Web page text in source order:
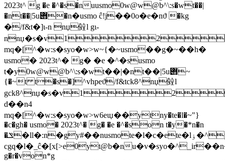
2023t^ g �e �^�s�nuusmo0w@w@b^\:s�wt��|
�nt��|5u݋�n�usmo ĉ!j��0o�e�nϑ �kg
�/f&t�]ɩ-n nџ傡l gɩ-
mq�[^�w:s�syo�w>w~{�~usmo��g�~��h�
usmo� 2023t^� g� �e �^�susmo
t�y0w@w@b^\:s�wt��|�nt��|5u݋~
{�~t t�s�]^vhpeϑ/f&tck8^nџ傡l
d��n4
mq�[^�w:s�syo�w>w6eɩџ��ytny�te�l�~"}
�c�gh� usmo� 2023t^� g� �e �^�son t�y�*n�n
�ݏ�ll�:n�gy#��nusmote�l�c�ete�lۏ�^y�l12345ݏ�ll�:n��syo�w>w�nuusmo*g
cgq�l�_ĉ�[x[>e0yt@b�n
g�r�von*g